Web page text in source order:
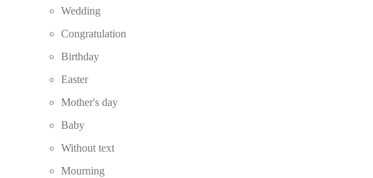
Wedding
Congratulation
Birthday
Easter
Mother's day
Baby
Without text
Mourning